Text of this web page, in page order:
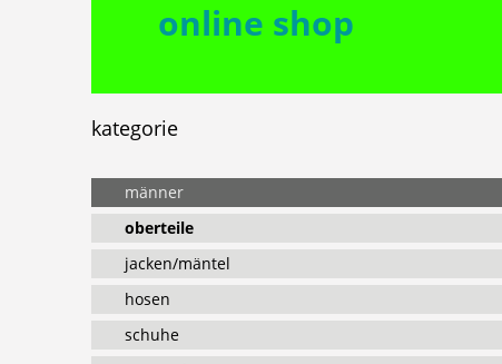
online shop
kategorie
männer
oberteile
jacken/mäntel
hosen
schuhe